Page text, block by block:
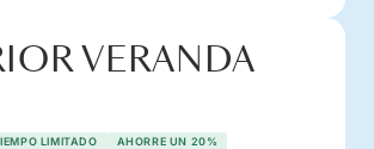
VERANDA
LIMITADO AHORRE UN 20%